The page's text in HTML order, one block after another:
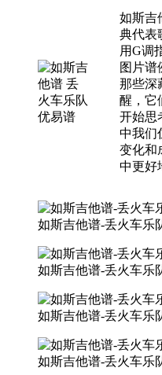
如斯吉
典代表
用G调
图片谱
那些深
醒，它
开始思
中我们
变化和
中更好
如斯吉他谱-丢火车乐
如斯吉他谱-丢火车乐
如斯吉他谱-丢火车乐
如斯吉他谱-丢火车乐